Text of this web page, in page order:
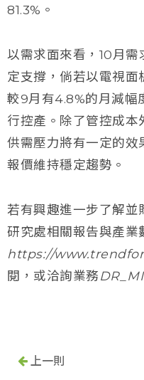
81.3%。
以需求面來看，10月需
定支撐，倘若以電視面
較9月有4.8%的月減幅
行控產。除了管控成本
供需壓力將有一定的效
報價維持穩定趨勢。
若有興趣進一步了解
研究處相關報告與產業
https://
閱，或洽詢業務
上一則